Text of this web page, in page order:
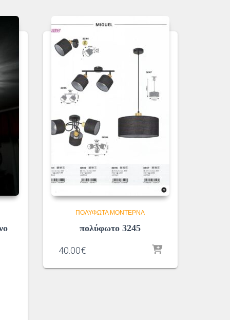
ΠΟΛΎΦΩΤΑ ΜΟΝΤΈΡΝΑ
πολύφωτο 3245
40.00€